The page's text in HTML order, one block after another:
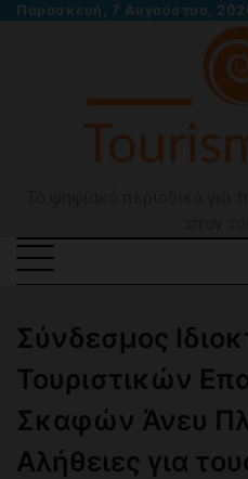
SkipΠαρασκευή, 7 Αυγούστου,
Σύνδεσμος
Τουριστικών
Σκαφών Άνευ
Αλήθειες για